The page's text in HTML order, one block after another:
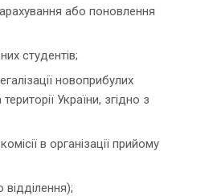
або поновлення
студентів;
новоприбулих
України, згідно з
в організації прийому
відділення);